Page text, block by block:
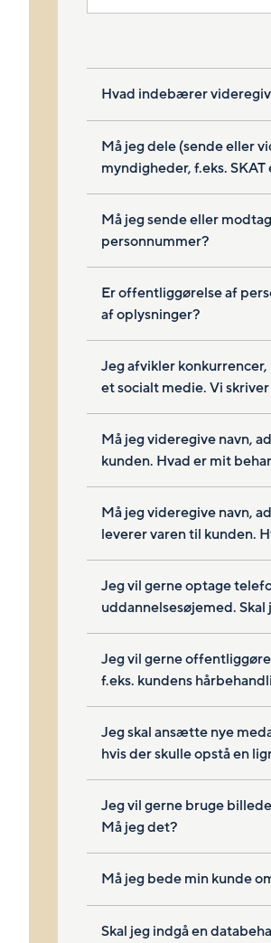
Hvad indebærer
Må jeg dele (sende eller
myndigheder, f.eks.
Må jeg sende eller
personnummer?
Er offentliggørelse af
af oplysninger?
Jeg afvikler
et socialt medie. Vi
Må jeg videregive navn,
kunden. Hvad er mit
Må jeg videregive navn,
leverer varen til kunden.
Jeg vil gerne optage
uddannelsesøjemed.
Jeg vil gerne
f.eks. kundens
Jeg skal ansætte nye
hvis der skulle opstå en
Jeg vil gerne bruge
Må jeg det?
Må jeg bede min kunde
Skal jeg indgå en